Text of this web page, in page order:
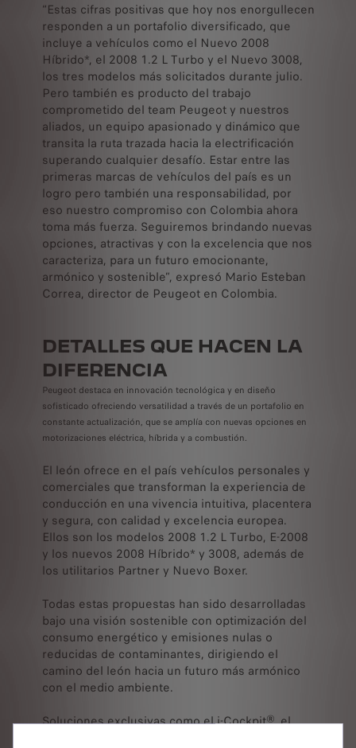
“Estas cifras positivas que hoy nos enorgullecen
responden a un portafolio diversificado, que
incluye a vehículos como el Nuevo 2008
Híbrido*, el 2008 1.2 L Turbo y el Nuevo 3008,
los tres modelos más solicitados durante julio.
Pero también es producto del trabajo
comprometido del team Peugeot y nuestros
aliados, un equipo apasionado y dinámico que
transita la ruta trazada hacia la electrificación
superando cualquier desafío. Estar entre las
primeras marcas de vehículos del país es un
logro pero también una responsabilidad, por
eso nuestro compromiso con Colombia ahora
toma más fuerza. Seguiremos brindando nuevas
opciones, atractivas y con la excelencia que nos
caracteriza, para un futuro emocionante,
armónico y sostenible”, expresó Mario Esteban
Correa, director de Peugeot en Colombia.
DETALLES QUE HACEN LA
DIFERENCIA
Peugeot destaca en innovación tecnológica y en diseño
sofisticado ofreciendo versatilidad a través de un portafolio en
constante actualización, que se amplía con nuevas opciones en
motorizaciones eléctrica, híbrida y a combustión.
El león ofrece en el país vehículos personales y
comerciales que transforman la experiencia de
conducción en una vivencia intuitiva, placentera
y segura, con calidad y excelencia europea.
Ellos son los modelos 2008 1.2 L Turbo, E-2008
y los nuevos 2008 Híbrido* y 3008, además de
los utilitarios Partner y Nuevo Boxer.
Todas estas propuestas han sido desarrolladas
bajo una visión sostenible con optimización del
consumo energético y emisiones nulas o
reducidas de contaminantes, dirigiendo el
camino del león hacia un futuro más armónico
con el medio ambiente.
Soluciones exclusivas como el i-Cockpit®, el